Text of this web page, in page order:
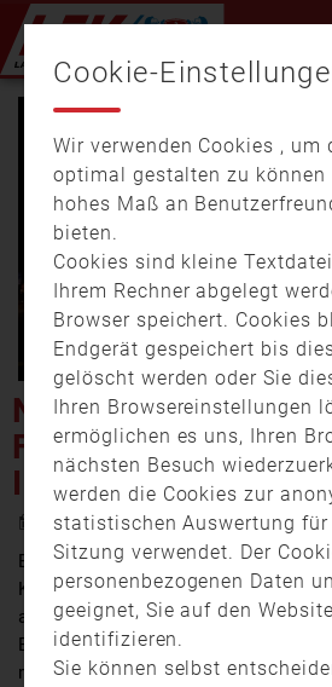
NEUSTADT BEI
FEUER LÖST
M KLINIKUM AUS
30. Dezember 2024 14:15
Ein Feuer ist am Sonntag (29.
Keller des Krankenhauses in
ausgebrochen. Gegen 3 Uhr 50
Brandmeldeanlage des Klinikums
müssen daraufhin evakuiert und in
Cookie-
Wir verwenden Cookies , um
optimal gestalten zu können
hohes Maß an
bieten.
Cookies sind kleine
Ihrem Rechner abgelegt
Browser speichert. Cookies
Endgerät gespeichert bis
gelöscht werden oder Sie
Ihren Browsereinstellungen
ermöglichen es uns, Ihren
nächsten Besuch
werden die Cookies zur
statistischen Auswertung für
Sitzung verwendet. Der
personenbezogenen Daten
geeignet, Sie auf den
identifizieren.
Sie können selbst